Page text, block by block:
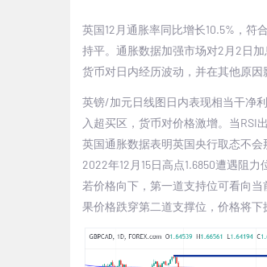
英国12 月通胀率同比增长10.5% ，符
持平。通胀数据加强市场对2 月 2日加
货币对日内经历波动，并在其他原
英镑/加元日线图日内表现相当干净
入超买区，货币对价格激增。当RSI
英国通胀数据表明英国央行取态不会
2022年12 月 15日高点1.6850遭遇阻力
若价格向下，第一道支持位可看向当
果价格跌穿第二道支撑位，价格将下